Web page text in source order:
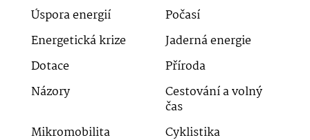
Úspora energií
Počasí
Energetická krize
Jaderná energie
Dotace
Příroda
Názory
Cestování a volný
čas
Mikromobilita
Cyklistika